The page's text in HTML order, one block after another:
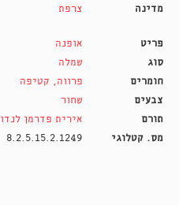
מדינה
צרפת
פריט
אופנה
סוג
שמלה
חומרים
פרווה, קטיפה
צבעים
שחור
תורם
אירית פדרמן לנדו
מס. קטלוגי
8.2.5.15.2.1249